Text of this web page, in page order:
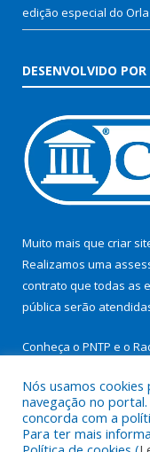
edição especial do Orla
DESENVOLVIDO POR
Muito mais que criar
Realizamos uma
contrato que todas as
pública serão
Conheça o PNTP e o
Todos os direitos
Nós usamos
navegação no
concorda com a
Para ter mais